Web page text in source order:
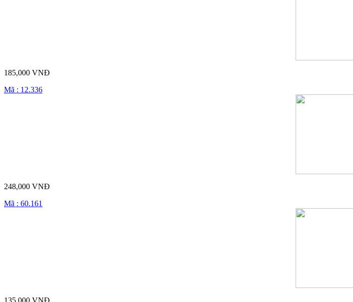
185,000 VNĐ
Mã : 12.336
248,000 VNĐ
Mã : 60.161
135,000 VNĐ